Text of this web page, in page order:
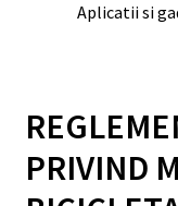
Aplicatii si
PRIVIND